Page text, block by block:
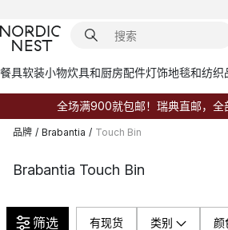
餐具软装小物炊具和厨房配件灯饰地毯和纺织
全场满900就包邮！瑞典直邮，全
品牌 / Brabantia / Touch Bin
Brabantia Touch Bin
筛选 有现货 类别 颜